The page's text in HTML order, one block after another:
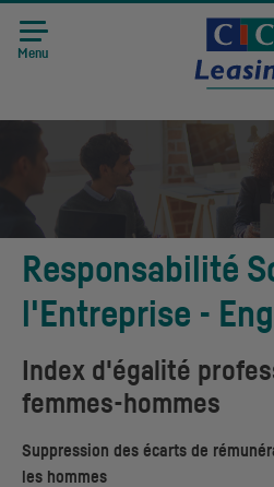
Menu
Responsabilité
l'Entreprise -
Index d'égalité
femmes-hommes
Suppression des écarts de
les hommes